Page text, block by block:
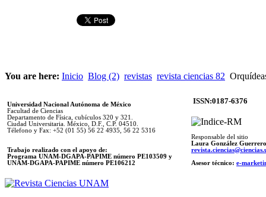
You are here: Inicio Blog (2) revistas revista ciencias 82
Universidad Nacional Autónoma de México
Facultad de Ciencias
Departamento de Física, cubículos 320 y 321.
Ciudad Universitaria. México, D.F., C.P. 04510.
Télefono y Fax: +52 (01 55) 56 22 4935, 56 22 5316
Trabajo realizado con el apoyo de:
Programa UNAM-DGAPA-PAPIME número PE103509 y
UNAM-DGAPA-PAPIME número PE106212
ISSN:0187-6376
Responsable del sitio
Laura González Guerrero
Asesor técnico: e-